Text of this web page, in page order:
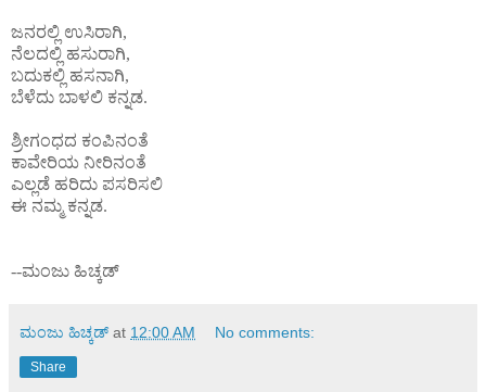
ಜನರಲ್ಲಿ ಉಸಿರಾಗಿ,
ನೆಲದಲ್ಲಿ ಹಸುರಾಗಿ,
ಬದುಕಲ್ಲಿ ಹಸನಾಗಿ,
ಬೆಳೆದು ಬಾಳಲಿ ಕನ್ನಡ.
ಶ್ರೀಗಂಧದ ಕಂಪಿನಂತೆ
ಕಾವೇರಿಯ ನೀರಿನಂತೆ
ಎಲ್ಲಡೆ ಹರಿದು ಪಸರಿಸಲಿ
ಈ ನಮ್ಮ ಕನ್ನಡ.
--ಮಂಜು ಹಿಚ್ಕಡ್
ಮಂಜು ಹಿಚ್ಕಡ್ at 12:00 AM No comments:
Share